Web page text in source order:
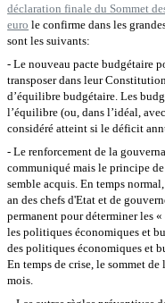
déclaration finale du Sommet
euro le confirme dans les
sont les suivants:
- Le nouveau pacte budgétaire
transposer dans leur
d’équilibre budgétaire. Les
l’équilibre (ou, dans l’idéal,
considéré atteint si le déficit
- Le renforcement de la
communiqué mais le principe
semble acquis. En temps
andes chefs d'Etat et de
permanent pour déterminer les
les politiques économiques et
des politiques économiques et
En temps de crise, le sommet
mois.